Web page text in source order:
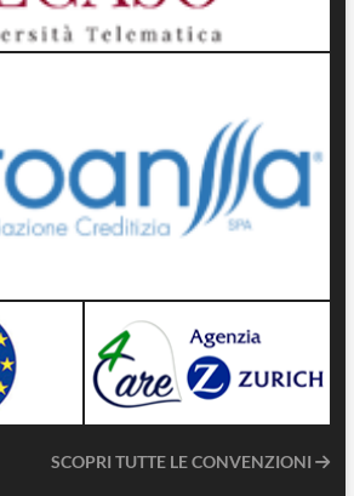
SCOPRI TUTTE LE CONVENZIONI